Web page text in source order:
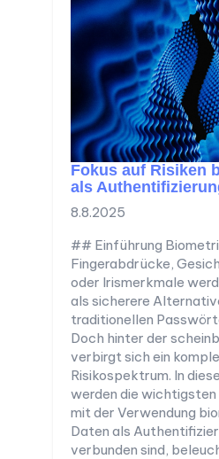
Fokus auf Risiken
als
8.8.2025
## Einführung
Fingerabdrücke,
oder Irismerkmale
als sicherere
traditionellen
Doch hinter der
verbirgt sich ein
Risikospektrum. In
werden die wichtigsten
mit der Verwendung
Daten als
verbunden sind,